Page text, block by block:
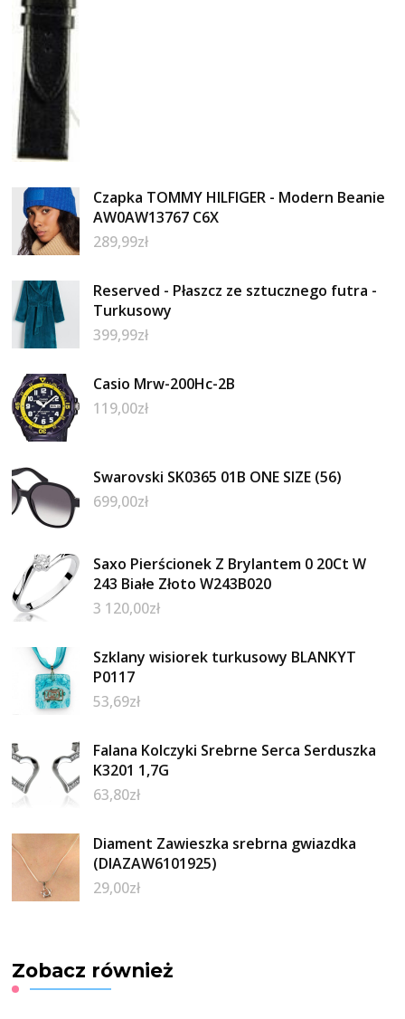
Czapka TOMMY HILFIGER - Modern Beanie
AW0AW13767 C6X
289,99zł
Reserved - Płaszcz ze sztucznego futra -
Turkusowy
399,99zł
Casio Mrw-200Hc-2B
119,00zł
Swarovski SK0365 01B ONE SIZE (56)
699,00zł
Saxo Pierścionek Z Brylantem 0 20Ct W
243 Białe Złoto W243B020
3 120,00zł
Szklany wisiorek turkusowy BLANKYT
P0117
53,69zł
Falana Kolczyki Srebrne Serca Serduszka
K3201 1,7G
63,80zł
Diament Zawieszka srebrna gwiazdka
(DIAZAW6101925)
29,00zł
Zobacz również